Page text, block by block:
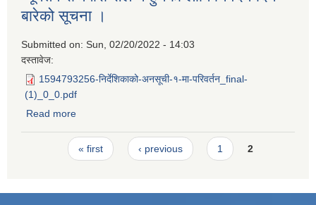
बारेको सूचना ।
Submitted on: Sun, 02/20/2022 - 14:03
दस्तावेज:
1594793256-निर्देशिकाको-अनसूची-१-मा-परिवर्तन_final-
(1)_0_0.pdf
Read more
Pages« first ‹ previous 1 2